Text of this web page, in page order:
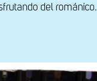
del románico.